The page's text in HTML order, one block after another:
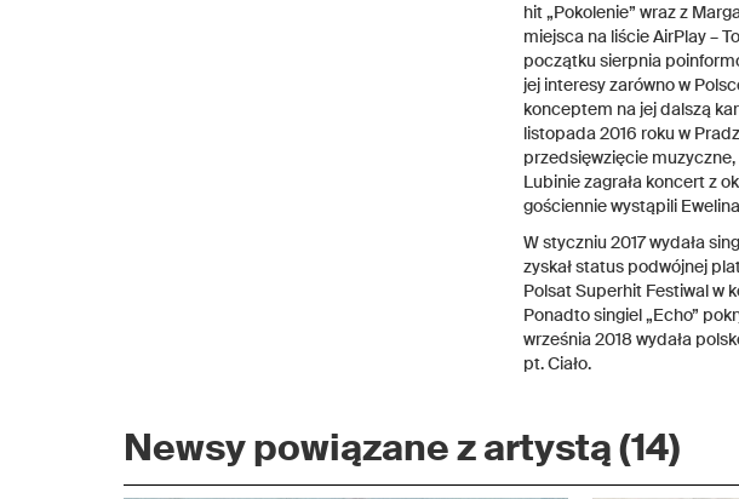
hit „Pokolenie” wraz z
miejsca na liście AirPlay –
początku sierpnia
jej interesy zarówno w
konceptem na jej dalszą
listopada 2016 roku w
przedsięwzięcie
Lubinie zagrała koncert z
gościennie wystąpili
W styczniu 2017 wydała
zyskał status podwójnej
Polsat Superhit Festiwal w
Ponadto singiel „Echo”
września 2018 wydała
pt. Ciało.
Newsy powiązane z artystą (14)